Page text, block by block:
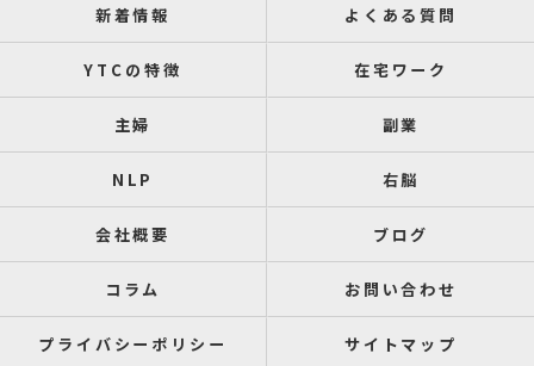
新着情報 よくある質問
YTCの特徴 在宅ワーク
主婦 副業
NLP 右脳
会社概要 ブログ
コラム お問い合わせ
プライバシーポリシー サイトマップ